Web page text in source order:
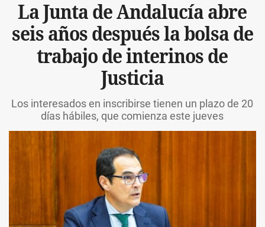
La Junta de Andalucía abre
seis años después la bolsa de
trabajo de interinos de
Justicia
Los interesados en inscribirse tienen un plazo de 20
días hábiles, que comienza este jueves